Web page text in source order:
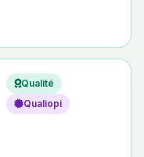
Qualité
Qualiopi